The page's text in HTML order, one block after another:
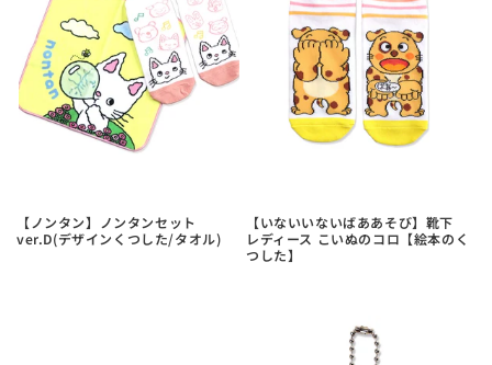
【ノンタン】ノンタンセット
ver.D(デザインくつした/タオル)
【いないいないばああそび】靴下
レディース こいぬのコロ【絵本のく
つした】